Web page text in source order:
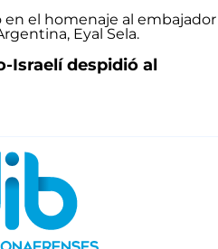
Israelí despidió al